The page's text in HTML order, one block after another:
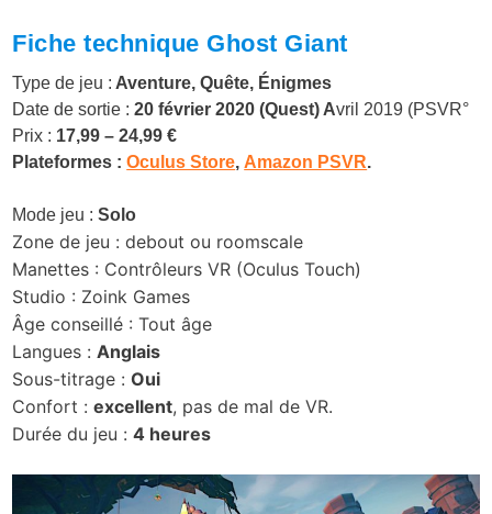
Fiche technique Ghost Giant
Type de jeu : Aventure, Quête, Énigmes
Date de sortie :20 février 2020 (Quest) Avril 2019 (PSVR°
Prix : 17,99 – 24,99 €
Plateformes :Oculus Store, Amazon PSVR.
Mode jeu :Solo
Zone de jeu : debout ou roomscale
Manettes : Contrôleurs VR (Oculus Touch)
Studio : Zoink Games
Âge conseillé : Tout âge
Langues :Anglais
Sous-titrage :Oui
Confort :excellent, pas de mal de VR.
Durée du jeu :4 heures